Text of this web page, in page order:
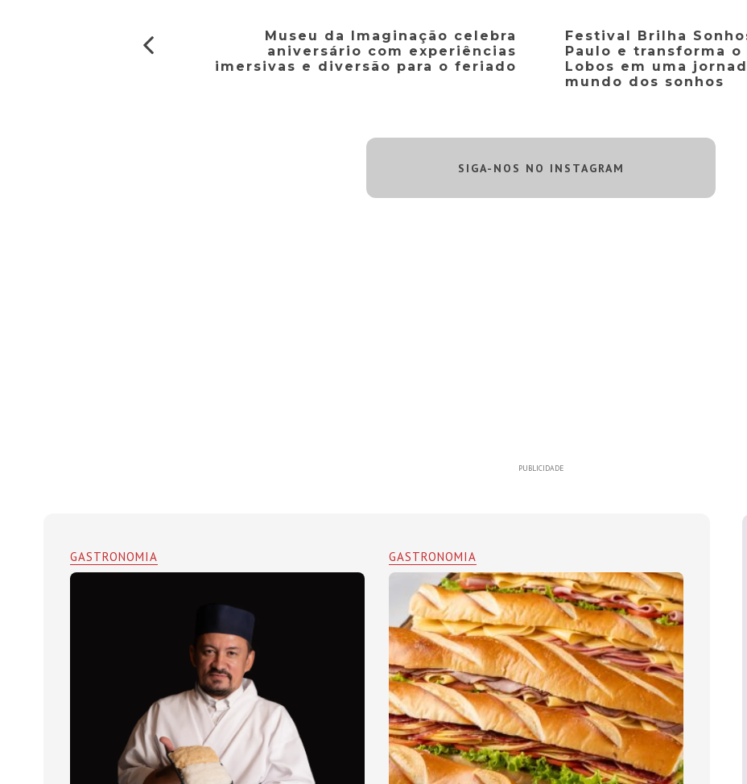
Museu da Imaginação celebra
aniversário com experiências
imersivas e diversão para o feriado
Festival Brilha
Paulo e transforma
Lobos em uma
mundo dos sonhos
SIGA-NOS NO INSTAGRAM
PUBLICIDADE
GASTRONOMIA
GASTRONOMIA